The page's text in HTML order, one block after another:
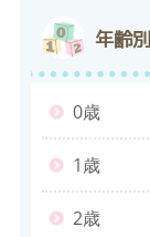
年齢別
0歳
1歳
2歳